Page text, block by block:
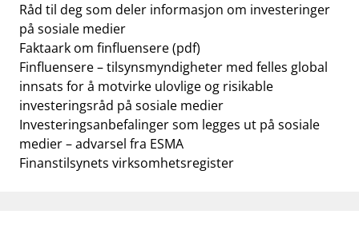
Råd til deg som deler informasjon om investeringer
på sosiale medier
Faktaark om finfluensere (pdf)
Finfluensere – tilsynsmyndigheter med felles global
innsats for å motvirke ulovlige og risikable
investeringsråd på sosiale medier
Investeringsanbefalinger som legges ut på sosiale
medier – advarsel fra ESMA
Finanstilsynets virksomhetsregister